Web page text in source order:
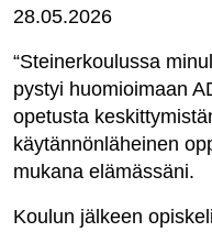
28.05.2026
“Steinerkoulussa
pystyi huomioimaan
opetusta
käytännönläheinen
mukana elämässäni.
Koulun jälkeen